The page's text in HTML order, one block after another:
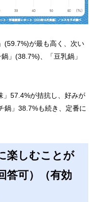
(59.7%)が最も高く、次い
」(38.7%)、「豆乳鍋」
」57.4%が拮抗し、好みが
鍋」38.7%も続き、定番に
楽しむことが
答可）（有効